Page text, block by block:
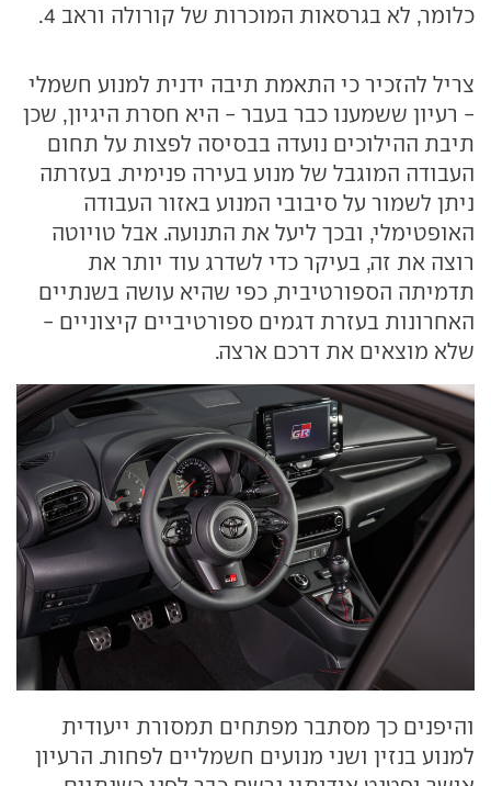
כלומר, לא בגרסאות המוכרות של קורולה וראב 4.
צריל להזכיר כי התאמת תיבה ידנית למנוע חשמלי
- רעיון ששמענו כבר בעבר - היא חסרת היגיון, שכן
תיבת ההילוכים נועדה בבסיסה לפצות על תחום
העבודה המוגבל של מנוע בעירה פנימית. בעזרתה
ניתן לשמור על סיבובי המנוע באזור העבודה
האופטימלי, ובכך ליעל את התנועה. אבל טויוטה
רוצה את זה, בעיקר כדי לשדרג עוד יותר את
תדמיתה הספורטיבית, כפי שהיא עושה בשנתיים
האחרונות בעזרת דגמים ספורטיביים קיצוניים -
שלא מוצאים את דרכם ארצה.
והיפנים כך מסתבר מפתחים תמסורת ייעודית
למנוע בנזין ושני מנועים חשמליים לפחות. הרעיון